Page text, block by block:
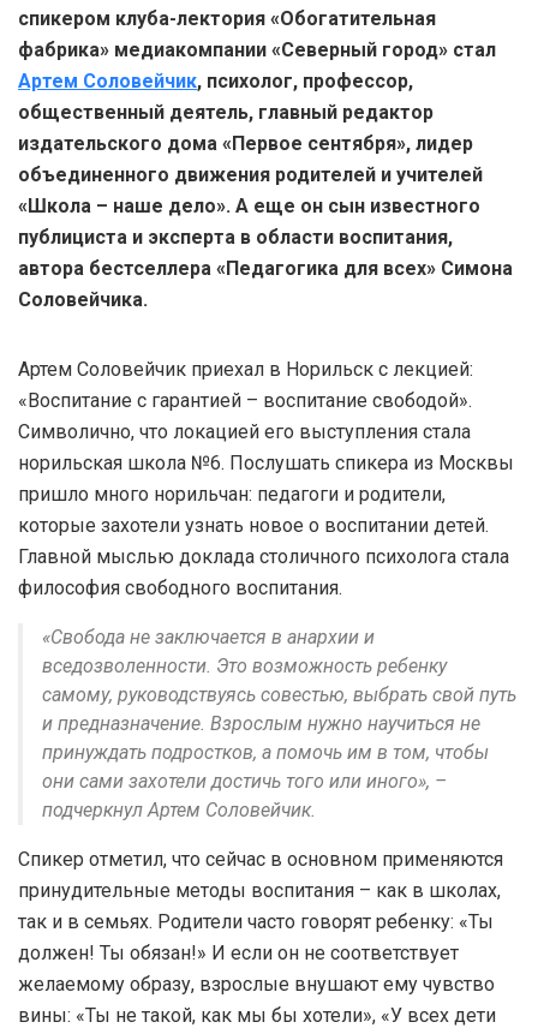
спикером клуба-лектория «Обогатительная
фабрика» медиакомпании «Северный город» стал
Артем Соловейчик, психолог, профессор,
общественный деятель, главный редактор
издательского дома «Первое сентября», лидер
объединенного движения родителей и учителей
«Школа – наше дело». А еще он сын известного
публициста и эксперта в области воспитания,
автора бестселлера «Педагогика для всех» Симона
Соловейчика.
Артем Соловейчик приехал в Норильск с лекцией:
«Воспитание с гарантией – воспитание свободой».
Символично, что локацией его выступления стала
норильская школа №6. Послушать спикера из Москвы
пришло много норильчан: педагоги и родители,
которые захотели узнать новое о воспитании детей.
Главной мыслью доклада столичного психолога стала
философия свободного воспитания.
«Свобода не заключается в анархии и
вседозволенности. Это возможность ребенку
самому, руководствуясь совестью, выбрать свой путь
и предназначение. Взрослым нужно научиться не
принуждать подростков, а помочь им в том, чтобы
они сами захотели достичь того или иного», –
подчеркнул Артем Соловейчик.
Спикер отметил, что сейчас в основном применяются
принудительные методы воспитания – как в школах,
так и в семьях. Родители часто говорят ребенку: «Ты
должен! Ты обязан!» И если он не соответствует
желаемому образу, взрослые внушают ему чувство
вины: «Ты не такой, как мы бы хотели», «У всех дети